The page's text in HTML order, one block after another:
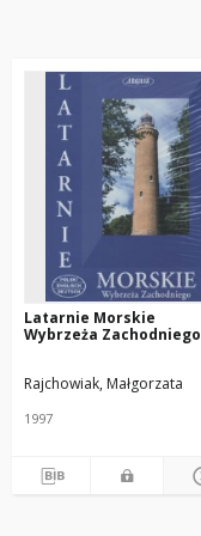
Pietkiewicz, Iwona
Latarnie Morskie
Wybrzeża Zachodniego
Rajchowiak, Małgorzata
1997